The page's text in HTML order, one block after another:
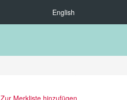
English
Zur Merkliste hinzufügen